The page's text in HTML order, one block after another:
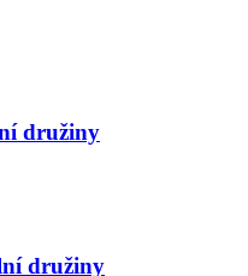
družiny
družiny